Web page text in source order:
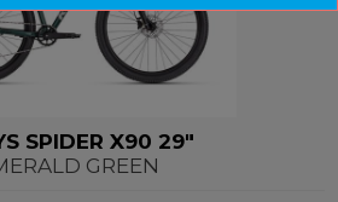
SPIDER X90 29"
GREEN